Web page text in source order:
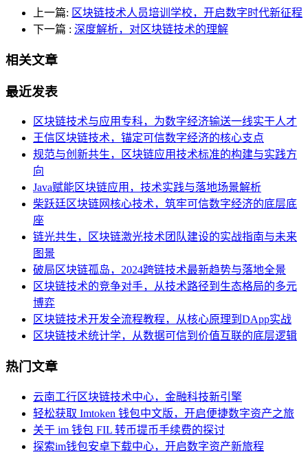
上一篇: 区块链技术人员培训学校，开启数字时代新征程
下一篇 : 深度解析，对区块链技术的理解
相关文章
最近发表
区块链技术与应用专科，为数字经济输送一线实干人才
王信区块链技术，锚定可信数字经济的核心支点
规范与创新共生，区块链应用技术标准的构建与实践方
向
Java赋能区块链应用，技术实践与落地场景解析
柴跃廷区块链网核心技术，筑牢可信数字经济的底层底
座
链光共生，区块链激光技术团队建设的实战指南与未来
图景
破局区块链孤岛，2024跨链技术最新趋势与落地全景
区块链技术的竞争对手，从技术路径到生态格局的多元
博弈
区块链技术开发全流程教程，从核心原理到DApp实战
区块链技术统计学，从数据可信到价值互联的底层逻辑
热门文章
云南工行区块链技术中心，金融科技新引擎
轻松获取 Imtoken 钱包中文版，开启便捷数字资产之旅
关于 im 钱包 FIL 转币提币手续费的探讨
探索im钱包安卓下载中心，开启数字资产新旅程